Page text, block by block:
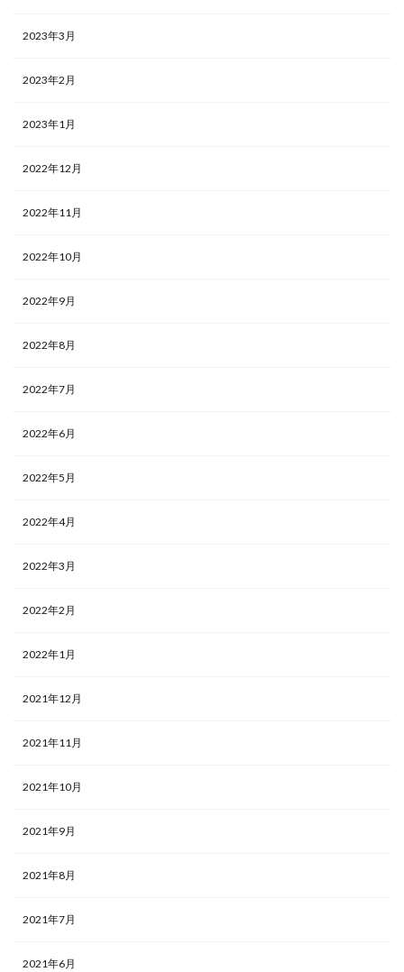
2023年3月
2023年2月
2023年1月
2022年12月
2022年11月
2022年10月
2022年9月
2022年8月
2022年7月
2022年6月
2022年5月
2022年4月
2022年3月
2022年2月
2022年1月
2021年12月
2021年11月
2021年10月
2021年9月
2021年8月
2021年7月
2021年6月